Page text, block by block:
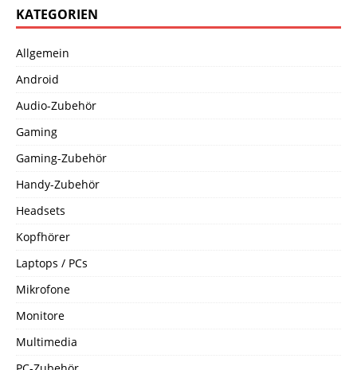
KATEGORIEN
Allgemein
Android
Audio-Zubehör
Gaming
Gaming-Zubehör
Handy-Zubehör
Headsets
Kopfhörer
Laptops / PCs
Mikrofone
Monitore
Multimedia